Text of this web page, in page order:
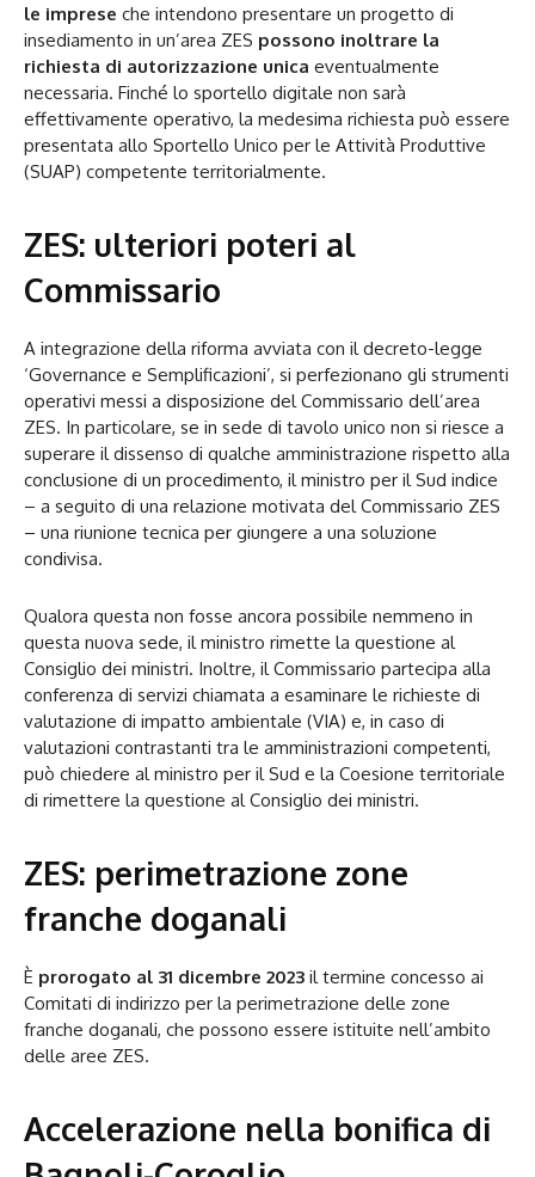
le imprese che intendono presentare un progetto di
insediamento in un’area ZES possono inoltrare la
richiesta di autorizzazione unica eventualmente
necessaria. Finché lo sportello digitale non sarà
effettivamente operativo, la medesima richiesta può essere
presentata allo Sportello Unico per le Attività Produttive
(SUAP) competente territorialmente.
ZES: ulteriori poteri al
Commissario
A integrazione della riforma avviata con il decreto-legge
‘Governance e Semplificazioni’, si perfezionano gli strumenti
operativi messi a disposizione del Commissario dell’area
ZES. In particolare, se in sede di tavolo unico non si riesce a
superare il dissenso di qualche amministrazione rispetto alla
conclusione di un procedimento, il ministro per il Sud indice
– a seguito di una relazione motivata del Commissario ZES
– una riunione tecnica per giungere a una soluzione
condivisa.
Qualora questa non fosse ancora possibile nemmeno in
questa nuova sede, il ministro rimette la questione al
Consiglio dei ministri. Inoltre, il Commissario partecipa alla
conferenza di servizi chiamata a esaminare le richieste di
valutazione di impatto ambientale (VIA) e, in caso di
valutazioni contrastanti tra le amministrazioni competenti,
può chiedere al ministro per il Sud e la Coesione territoriale
di rimettere la questione al Consiglio dei ministri.
ZES: perimetrazione zone
franche doganali
È prorogato al 31 dicembre 2023 il termine concesso ai
Comitati di indirizzo per la perimetrazione delle zone
franche doganali, che possono essere istituite nell’ambito
delle aree ZES.
Accelerazione nella bonifica di